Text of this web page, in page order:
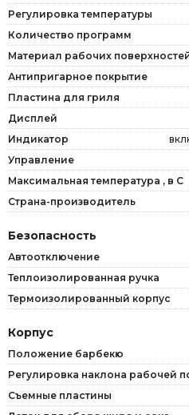
Регулировка температуры
Количество программ
Материал рабочих
Антипригарное покрытие
Пластина для гриля
Дисплей
Индикатор
Управление
Максимальная температура , в С
Страна-производитель
Безопасность
Автоотключение
Теплоизолированная ручка
Термоизолированный корпус
Корпус
Положение барбекю
Регулировка наклона рабочей
Съемные пластины